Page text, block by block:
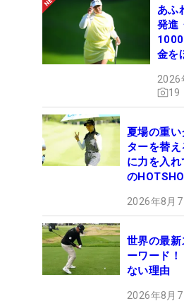
あふ
発進
金を
2026
19
夏場の重
ターを替
に力を入
の
2026年8月
世界の最
ーワード
ない理由
2026年8月